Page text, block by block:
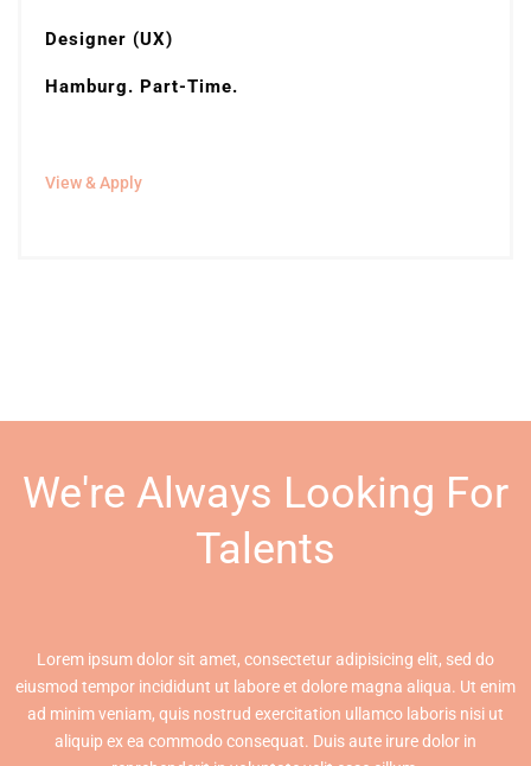
Designer (UX)
Hamburg. Part-Time.
View & Apply
We're Always Looking For
Talents
Lorem ipsum dolor sit amet, consectetur adipisicing elit, sed do
eiusmod tempor incididunt ut labore et dolore magna aliqua. Ut enim
ad minim veniam, quis nostrud exercitation ullamco laboris nisi ut
aliquip ex ea commodo consequat. Duis aute irure dolor in